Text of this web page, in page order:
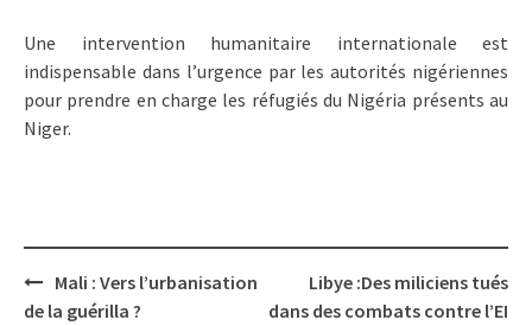
Une intervention humanitaire internationale est
indispensable dans l’urgence par les autorités nigériennes
pour prendre en charge les réfugiés du Nigéria présents au
Niger.
Post
navigation
Mali : Vers l’urbanisation
de la guérilla ?
Libye :Des miliciens tués
dans des combats contre l’EI